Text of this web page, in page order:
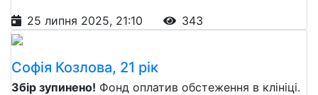
25 липня 2025, 21:10
343
Софія Козлова, 21 рік
Збір зупинено! Фонд оплатив обстеження в клініці.